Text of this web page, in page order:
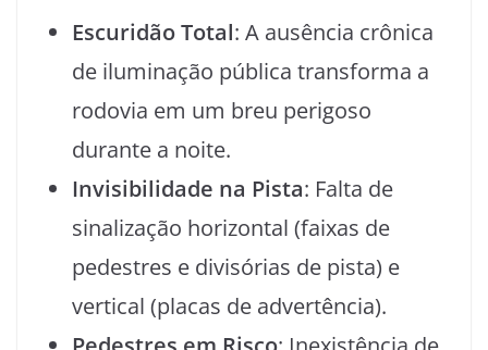
Escuridão Total: A ausência crônica
de iluminação pública transforma a
rodovia em um breu perigoso
durante a noite.
Invisibilidade na Pista: Falta de
sinalização horizontal (faixas de
pedestres e divisórias de pista) e
vertical (placas de advertência).